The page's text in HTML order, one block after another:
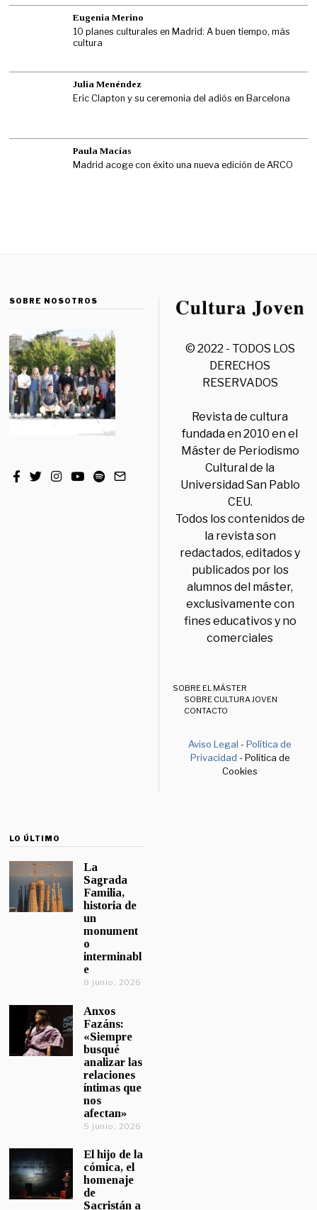
Eugenia Merino
10 planes culturales en Madrid: A buen tiempo, más
cultura
Julia Menéndez
Eric Clapton y su ceremonia del adiós en Barcelona
Paula Macías
Madrid acoge con éxito una nueva edición de ARCO
SOBRE NOSOTROS
© 2022 - TODOS LOS
DERECHOS
RESERVADOS
Revista de cultura
fundada en 2010 en el
Máster de Periodismo
Cultural de la
Universidad San Pablo
CEU.
Todos los contenidos de
la revista son
redactados, editados y
publicados por los
alumnos del máster,
exclusivamente con
fines educativos y no
comerciales
SOBRE EL MÁSTER
SOBRE CULTURA JOVEN
CONTACTO
Aviso Legal -Política de
Privacidad - Política de
Cookies
LO ÚLTIMO
La
Sagrada
Familia,
historia de
un
monument
o
interminabl
e
8 junio, 2026
Anxos
Fazáns:
«Siempre
busqué
analizar las
relaciones
íntimas que
nos
afectan»
5 junio, 2026
El hijo de la
cómica, el
homenaje
de
Sacristán a